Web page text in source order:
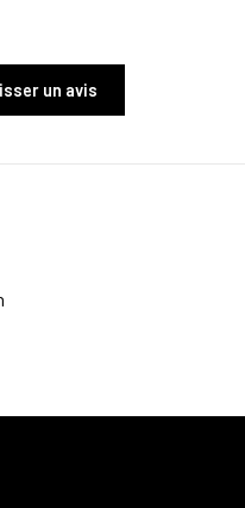
un avis